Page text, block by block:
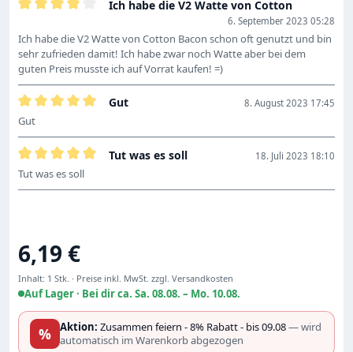
6. September 2023 05:28
Ich habe die V2 Watte von Cotton
Ich habe die V2 Watte von Cotton Bacon schon oft genutzt und bin
sehr zufrieden damit! Ich habe zwar noch Watte aber bei dem
guten Preis musste ich auf Vorrat kaufen! =)
8. August 2023 17:45
Bewertung mit 5 von 5 Sternen
Gut
Gut
18. Juli 2023 18:10
Bewertung mit 5 von 5 Sternen
Tut was es soll
Tut was es soll
Regulärer Preis:
6,19 €
Inhalt: 1 Stk. · Preise inkl. MwSt. zzgl. Versandkosten
Auf Lager · Bei dir ca. Sa. 08.08. – Mo. 10.08.
% Aktion: Zusammen feiern - 8% Rabatt - bis 09.08— wird
automatisch im Warenkorb abgezogen